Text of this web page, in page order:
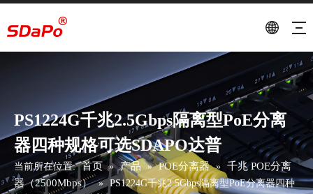
PS1224G千兆2.5Gbps隔离型PoE分离
器四种规格可选SDAPO达普
当前所在位置: 首页 » 产品 » POE分离器 » 千兆 POE分离
器（2500Mbps） » PS1224G千兆2.5Gbps隔离型PoE分离器四种